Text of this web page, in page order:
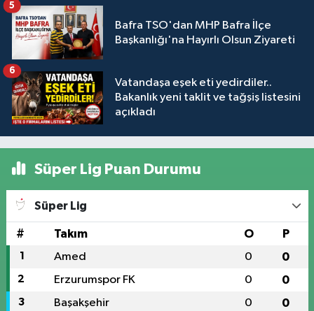
Bafra TSO'dan MHP Bafra İlçe
Başkanlığı'na Hayırlı Olsun Ziyareti
5
Vatandaşa eşek eti yedirdiler..
Bakanlık yeni taklit ve tağşiş listesini
açıkladı
6
Süper Lig Puan Durumu
Süper Lig
# Takım O P
1 Amed 0 0
2 Erzurumspor FK 0 0
3 Başakşehir 0 0